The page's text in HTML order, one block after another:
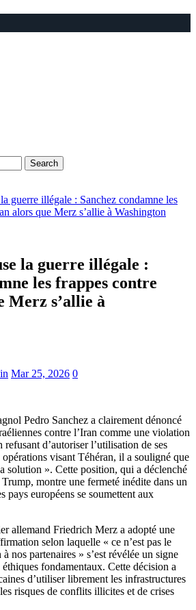
Search
guerre illégale : Sanchez condamne les
alors que Merz s’allie à Washington
la guerre illégale :
les frappes contre
Merz s’allie à
Mar 25, 2026 0
Pedro Sanchez a clairement dénoncé
contre l’Iran comme une violation
d’autoriser l’utilisation de ses
visant Téhéran, il a souligné que
solution ». Cette position, qui a déclenché
montre une fermeté inédite dans un
pays européens se soumettent aux
allemand Friedrich Merz a adopté une
selon laquelle « ce n’est pas le
nos partenaires » s’est révélée un signe
fondamentaux. Cette décision a
d’utiliser librement les infrastructures
risques de conflits illicites et de crises